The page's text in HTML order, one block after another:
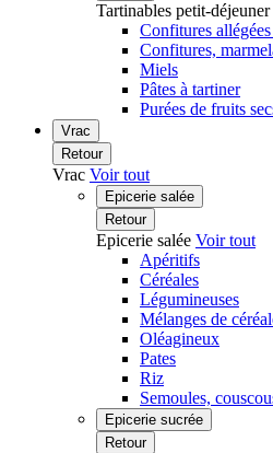
Tartinables petit-déjeuner
Confitures
Confitures,
Miels
Pâtes à tartiner
Purées de fruits
Vrac
Retour
Vrac Voir tout
Epicerie salée
Retour
Epicerie salée Voir tout
Apéritifs
Céréales
Légumineuses
Mélanges de
Oléagineux
Pates
Riz
Semoules,
Epicerie sucrée
Retour